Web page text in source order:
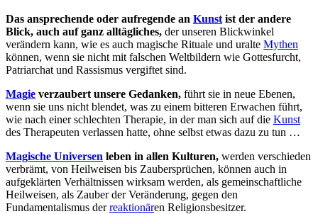
Das ansprechende oder aufregende an Kunst ist der andere
Blick, auch auf ganz alltägliches, der unseren Blickwinkel
verändern kann, wie es auch magische Rituale und uralte Mythen
können, wenn sie nicht mit falschen Weltbildern wie Gottesfurcht,
Patriarchat und Rassismus vergiftet sind.
Magie verzaubert unsere Gedanken, führt sie in neue Ebenen,
wenn sie uns nicht blendet, was zu einem bitteren Erwachen führt,
wie nach einer schlechten Therapie, in der man sich auf die Kunst
des Therapeuten verlassen hatte, ohne selbst etwas dazu zu tun …
Magische Universen leben in allen Kulturen, werden verschieden
verbrämt, von Heilweisen bis Zaubersprüchen, können auch in
aufgeklärten Verhältnissen wirksam werden, als gemeinschaftliche
Heilweisen, als Zauber der Veränderung, gegen den
Fundamentalismus derreaktionären Religionsbesitzer.